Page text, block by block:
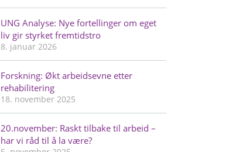
UNG Analyse: Nye fortellinger om eget
liv gir styrket fremtidstro
8. januar 2026
Forskning: Økt arbeidsevne etter
rehabilitering
18. november 2025
20.november: Raskt tilbake til arbeid –
har vi råd til å la være?